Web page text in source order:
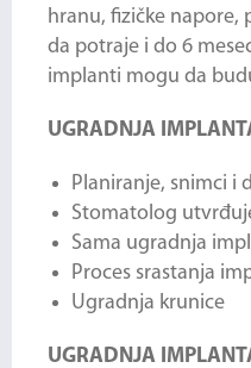
hranu, fizičke napore,
da potraje i do 6
implanti mogu da
UGRADNJA
Planiranje, snimci i
Stomatolog
Sama ugradnja
Proces srastanja
Ugradnja krunice
UGRADNJA